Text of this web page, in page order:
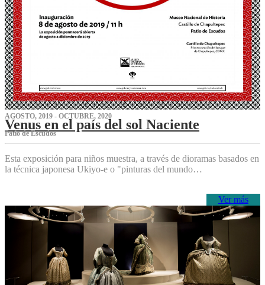
AGOSTO, 2019 - OCTUBRE, 2020
Venus en el país del sol Naciente
P‌atio de Escudos
Esta exposición para niños muestra, a través de dioramas basados en
la técnica japonesa Ukiyo-e o "pinturas del mundo…
Ver más